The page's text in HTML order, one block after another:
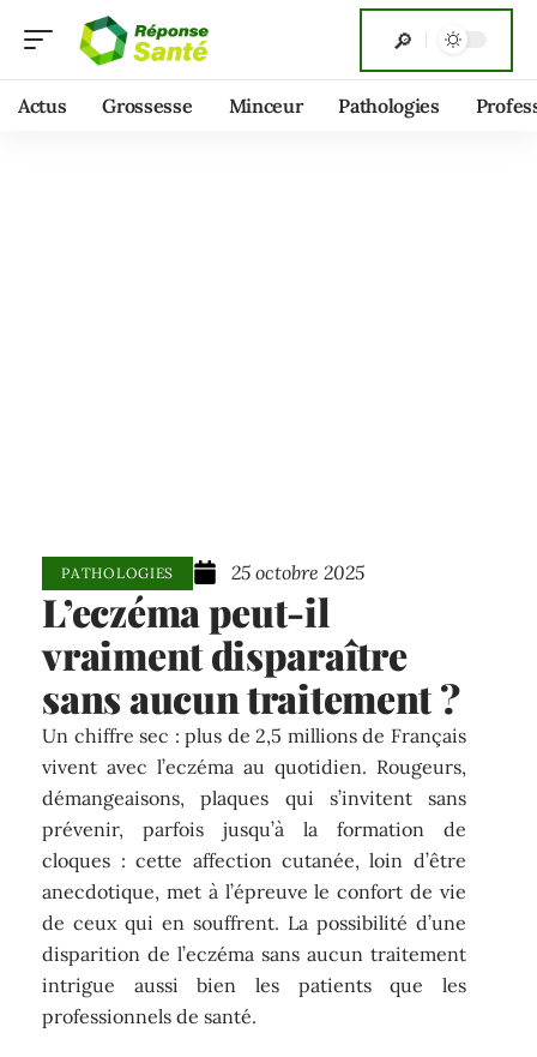
Actus Grossesse Minceur Pathologies
PATHOLOGIES 25 octobre 2025
L’eczéma peut-il
vraiment disparaître
sans aucun traitement ?
Un chiffre sec : plus de 2,5 millions de Français
vivent avec l’eczéma au quotidien. Rougeurs,
démangeaisons, plaques qui s’invitent sans
prévenir, parfois jusqu’à la formation de
cloques : cette affection cutanée, loin d’être
anecdotique, met à l’épreuve le confort de vie
de ceux qui en souffrent. La possibilité d’une
disparition de l’eczéma sans aucun traitement
intrigue aussi bien les patients que les
professionnels de santé.